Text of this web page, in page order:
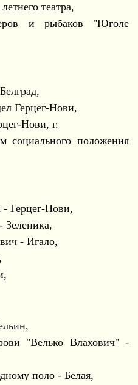
театра,
и рыбаков "Юголе
Герцег-Нови,
Нови, г.
социального положения
Герцег-Нови,
Зеленика,
- Игало,
"Велько Влахович" -
поло - Белая,